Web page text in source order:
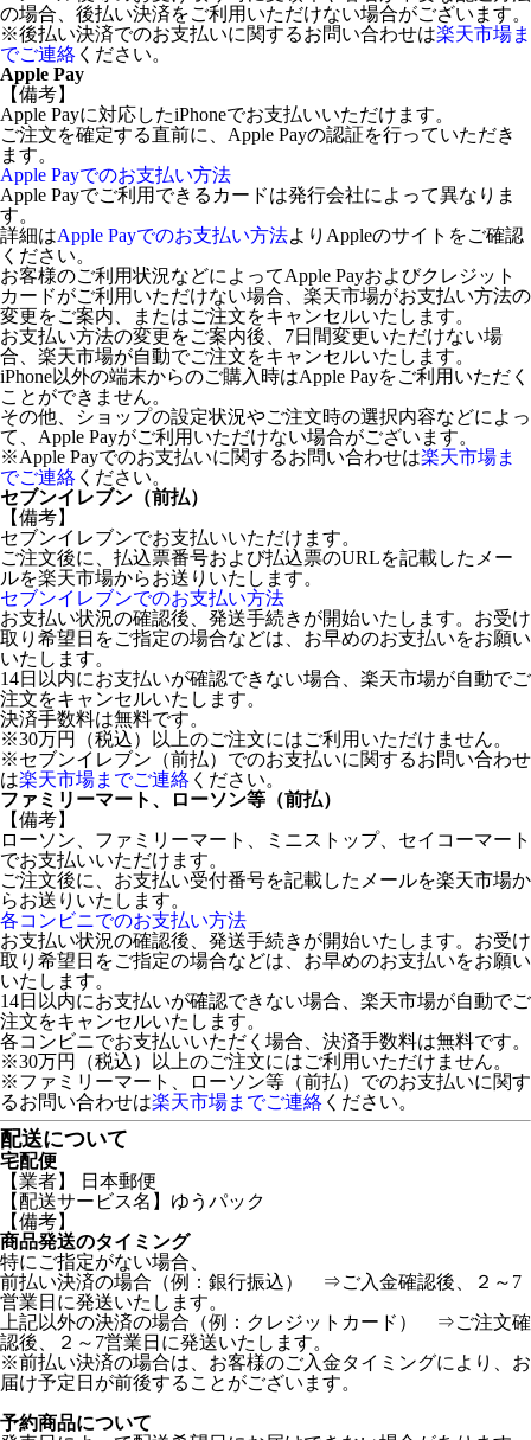
の場合、後払い決済をご利用いただけない場合がございます。
※後払い決済でのお支払いに関するお問い合わせは楽天市場ま
でご連絡 ください。
Apple Pay
【備考】
Apple Payに対応したiPhoneでお支払いいただけます。
ご注文を確定する直前に、Apple Payの認証を行っていただき
ます。
Apple Payでのお支払い方法
Apple Payでご利用できるカードは発行会社によって異なりま
す。
詳細はApple Payでのお支払い方法よりAppleのサイトをご確認
ください。
お客様のご利用状況などによってApple Payおよびクレジット
カードがご利用いただけない場合、楽天市場がお支払い方法の
変更をご案内、またはご注文をキャンセルいたします。
お支払い方法の変更をご案内後、7日間変更いただけない場
合、楽天市場が自動でご注文をキャンセルいたします。
iPhone以外の端末からのご購入時はApple Payをご利用いただく
ことができません。
その他、ショップの設定状況やご注文時の選択内容などによっ
て、Apple Payがご利用いただけない場合がございます。
※Apple Payでのお支払いに関するお問い合わせは楽天市場ま
でご連絡 ください。
セブンイレブン（前払）
【備考】
セブンイレブンでお支払いいただけます。
ご注文後に、払込票番号および払込票のURLを記載したメー
ルを楽天市場からお送りいたします。
セブンイレブンでのお支払い方法
お支払い状況の確認後、発送手続きが開始いたします。お受け
取り希望日をご指定の場合などは、お早めのお支払いをお願い
いたします。
14日以内にお支払いが確認できない場合、楽天市場が自動でご
注文をキャンセルいたします。
決済手数料は無料です。
※30万円（税込）以上のご注文にはご利用いただけません。
※セブンイレブン（前払）でのお支払いに関するお問い合わせ
は楽天市場までご連絡 ください。
ファミリーマート、ローソン等（前払）
【備考】
ローソン、ファミリーマート、ミニストップ、セイコーマート
でお支払いいただけます。
ご注文後に、お支払い受付番号を記載したメールを楽天市場か
らお送りいたします。
各コンビニでのお支払い方法
お支払い状況の確認後、発送手続きが開始いたします。お受け
取り希望日をご指定の場合などは、お早めのお支払いをお願い
いたします。
14日以内にお支払いが確認できない場合、楽天市場が自動でご
注文をキャンセルいたします。
各コンビニでお支払いいただく場合、決済手数料は無料です。
※30万円（税込）以上のご注文にはご利用いただけません。
※ファミリーマート、ローソン等（前払）でのお支払いに関す
るお問い合わせは楽天市場までご連絡 ください。
配送について
宅配便
【業者】 日本郵便
【配送サービス名】ゆうパック
【備考】
商品発送のタイミング
特にご指定がない場合、
前払い決済の場合（例：銀行振込） ⇒ご入金確認後、２～7
営業日に発送いたします。
上記以外の決済の場合（例：クレジットカード） ⇒ご注文確
認後、２～7営業日に発送いたします。
※前払い決済の場合は、お客様のご入金タイミングにより、お
届け予定日が前後することがございます。
予約商品について